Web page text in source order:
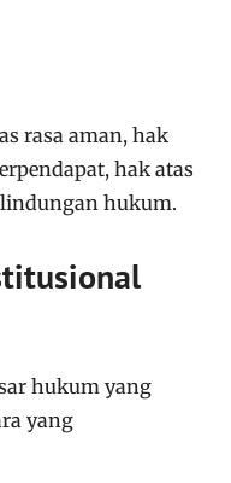
rasa aman, hak
hak atas
hukum.
hukum yang
yang